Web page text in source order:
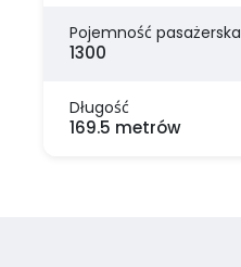
Pojemność pasażerska
1300
Długość
169.5 metrów